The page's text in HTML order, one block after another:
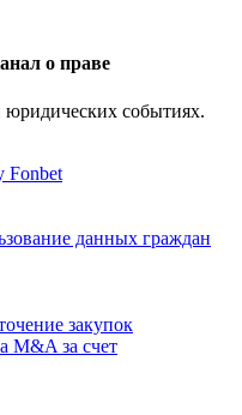
о праве
событиях.
Fonbet
данных граждан
закупок
M&A за счет